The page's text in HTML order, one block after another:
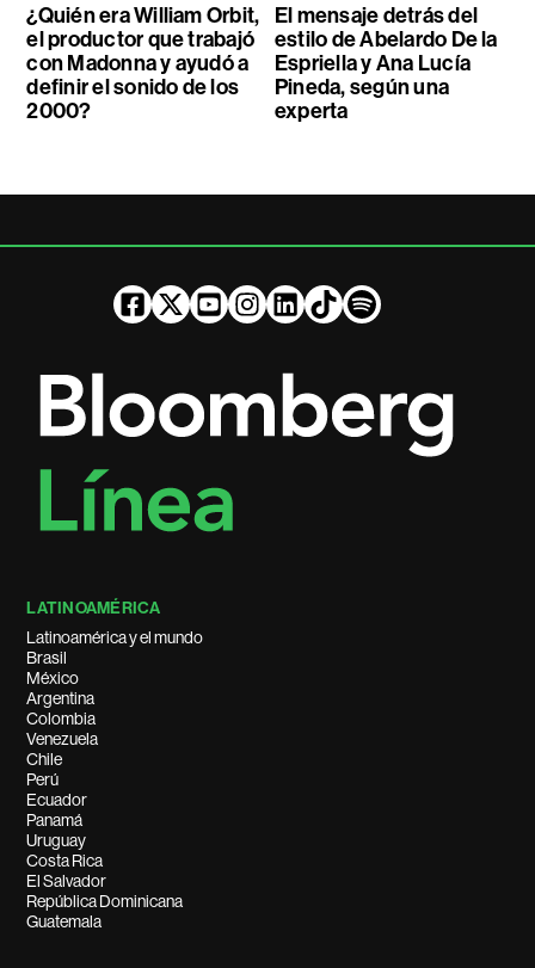
¿Quién era William Orbit,
el productor que trabajó
con Madonna y ayudó a
definir el sonido de los
2000?
El mensaje detrás del
estilo de Abelardo De la
Espriella y Ana Lucía
Pineda, según una
experta
LATINOAMÉRICA
Latinoamérica y el mundo
Brasil
México
Argentina
Colombia
Venezuela
Chile
Perú
Ecuador
Panamá
Uruguay
Costa Rica
El Salvador
República Dominicana
Guatemala